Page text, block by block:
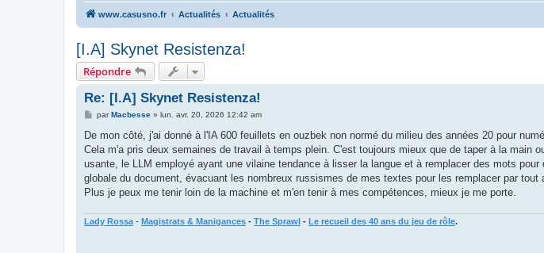
www.casusno.fr Actualités Actualités
[I.A] Skynet Resistenza!
Répondre
Re: [I.A] Skynet Resistenza!
M
s
a
g
parMacbesse» lun. avr. 20, 2026 12:42 am
De mon côté, j'ai donné à l'IA 600 feuillets en ouzbek non normé du milieu des années 20 pour
Cela m'a pris deux semaines de travail à temps plein. C'est toujours mieux que de taper à la main
usante, le LLM employé ayant une vilaine tendance à lisser la langue et à remplacer des mots
globale du document, évacuant les nombreux russismes de mes textes pour les remplacer par tout
Plus je peux me tenir loin de la machine et m'en tenir à mes compétences, mieux je me porte.
Lady Rossa - Magistrats & Manigances - The Sprawl - Le recueil des 40 ans du jeu de rôle.